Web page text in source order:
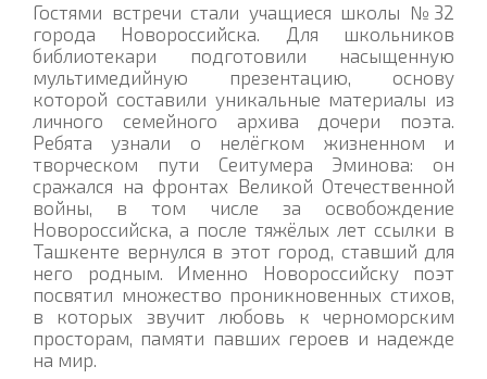
Гостями встречи стали учащиеся школы №32
города Новороссийска. Для школьников
библиотекари подготовили насыщенную
мультимедийную презентацию, основу
которой составили уникальные материалы из
личного семейного архива дочери поэта.
Ребята узнали о нелёгком жизненном и
творческом пути Сеитумера Эминова: он
сражался на фронтах Великой Отечественной
войны, в том числе за освобождение
Новороссийска, а после тяжёлых лет ссылки в
Ташкенте вернулся в этот город, ставший для
него родным. Именно Новороссийску поэт
посвятил множество проникновенных стихов,
в которых звучит любовь к черноморским
просторам, памяти павших героев и надежде
на мир.